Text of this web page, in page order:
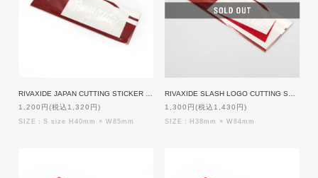
1,200円(税込1,320円)
SIZE：S size H40mm × W85mm
1,300円(税込1,430円)
SIZE：H38mm × W84mm